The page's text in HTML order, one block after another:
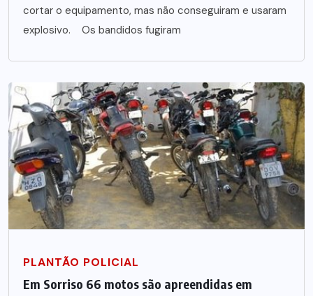
cortar o equipamento, mas não conseguiram e usaram
explosivo. Os bandidos fugiram
PLANTÃO POLICIAL
Em Sorriso 66 motos são apreendidas em